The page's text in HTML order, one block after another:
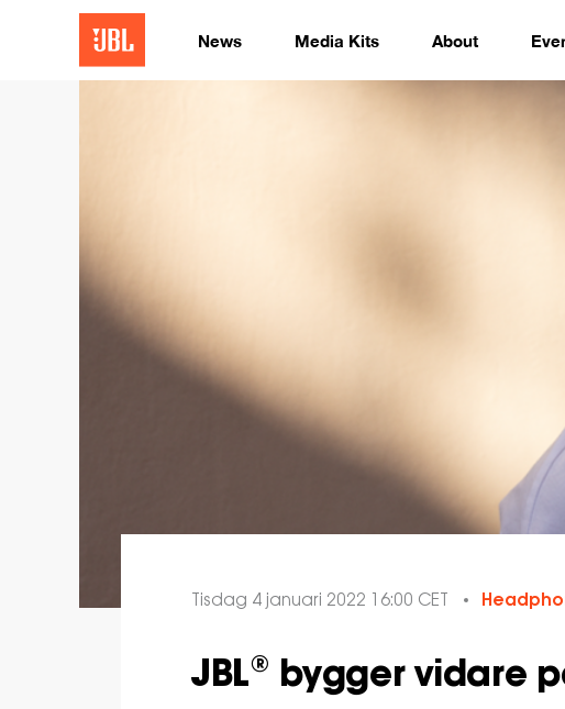
News Media Kits About
Tisdag 4 januari 2022 16:00 CET
JBL® bygger vidare